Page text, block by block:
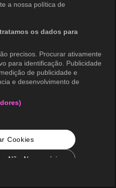
a nossa política de
os dados para
precisos. Procurar ativamente
para identificação. Publicidade
de publicidade e
e desenvolvimento de
Cookies
Não Necessários